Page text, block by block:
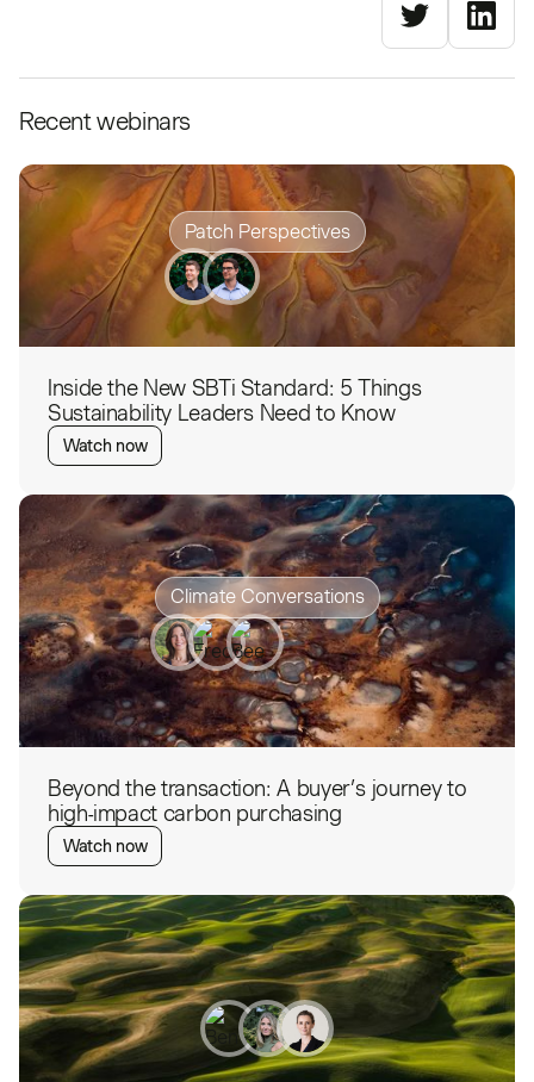
Recent webinars
Patch Perspectives
Inside the New SBTi Standard: 5 Things
Sustainability Leaders Need to Know
Watch now
Climate Conversations
Beyond the transaction: A buyer’s journey to
high-impact carbon purchasing
Watch now